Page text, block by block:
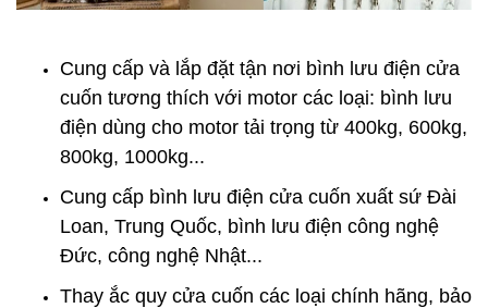
Cung cấp và lắp đặt tận nơi bình lưu điện cửa
cuốn tương thích với motor các loại: bình lưu
điện dùng cho motor tải trọng từ 400kg, 600kg,
800kg, 1000kg...
Cung cấp bình lưu điện cửa cuốn xuất sứ Đài
Loan, Trung Quốc, bình lưu điện công nghệ
Đức, công nghệ Nhật...
Thay ắc quy cửa cuốn các loại chính hãng, bảo